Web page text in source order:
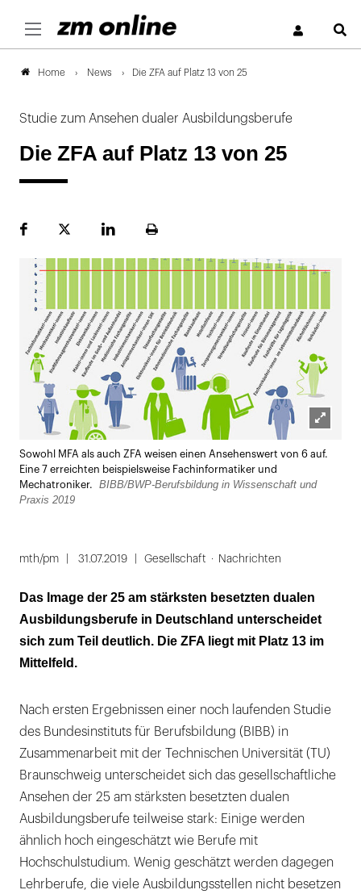
Home News Die ZFA auf Platz 13 von 25
Studie zum Ansehen dualer Ausbildungsberufe
Die ZFA auf Platz 13 von 25
FacebookPlattformLinekdInSeite
öffnen
Sowohl MFA als auch ZFA weisen einen Ansehenswert von 6 auf.
Eine 7 erreichten beispielsweise Fachinformatiker und
Mechatroniker.
BIBB/BWP-Berufsbildung in Wissenschaft und
Praxis 2019
mth/pm 31.07.2019 Gesellschaft Nachrichten
Das Image der 25 am stärksten besetzten dualen
Ausbildungsberufe in Deutschland unterscheidet
sich zum Teil deutlich. Die ZFA liegt mit Platz 13 im
Mittelfeld.
Nach ersten Ergebnissen einer noch laufenden Studie
des Bundesinstituts für Berufsbildung (BIBB) in
Zusammenarbeit mit der Technischen Universität (TU)
Braunschweig unterscheidet sich das gesellschaftliche
Ansehen der 25 am stärksten besetzten dualen
Ausbildungsberufe teilweise stark: Einige werden
ähnlich hoch eingeschätzt wie Berufe mit
Hochschulstudium. Wenig geschätzt werden dagegen
Lehrberufe, die viele Ausbildungsstellen nicht besetzen